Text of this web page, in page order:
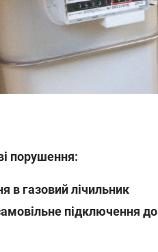
порушення:
в газовий лічильник
підключення до